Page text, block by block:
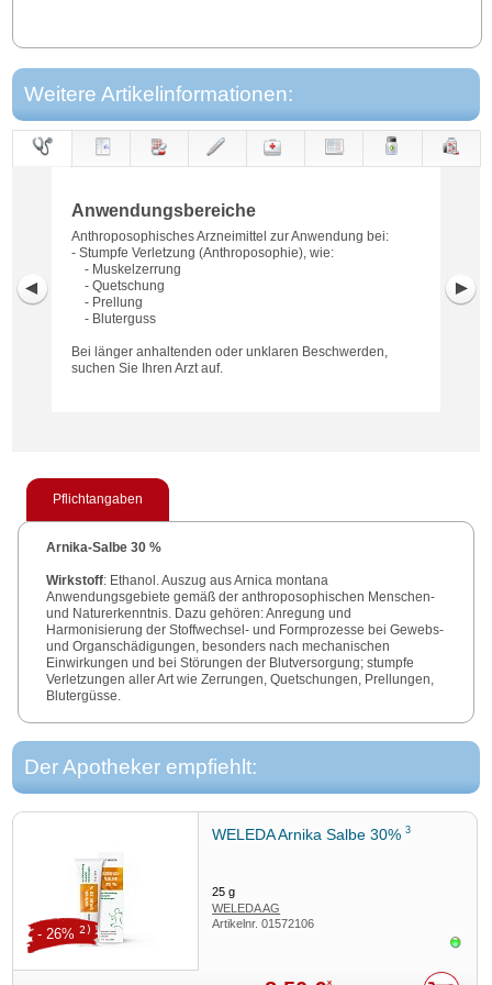
Weitere Artikelinformationen:
Anwendungsbereiche
Anthroposophisches Arzneimittel zur Anwendung bei:
- Stumpfe Verletzung (Anthroposophie), wie:
- Muskelzerrung
- Quetschung
- Prellung
- Bluterguss
Bei länger anhaltenden oder unklaren Beschwerden,
suchen Sie Ihren Arzt auf.
Pflichtangaben
Arnika-Salbe 30 %
Wirkstoff: Ethanol. Auszug aus Arnica montana
Anwendungsgebiete gemäß der anthroposophischen Menschen-
und Naturerkenntnis. Dazu gehören: Anregung und
Harmonisierung der Stoffwechsel- und Formprozesse bei Gewebs-
und Organschädigungen, besonders nach mechanischen
Einwirkungen und bei Störungen der Blutversorgung; stumpfe
Verletzungen aller Art wie Zerrungen, Quetschungen, Prellungen,
Blutergüsse.
Packungsbeilage beachten.
Zu Risiken und Nebenwirkungen lesen Sie die Packungsbeilage
und fragen Sie Ihre Ärztin, Ihren Arzt oder in Ihrer Apotheke.
Weleda AG, Schwäbisch Gmünd
Der Apotheker empfiehlt:
WELEDA Arnika Salbe 30%3
25g
WELEDA AG
Artikelnr.01572106
- 26% 2)